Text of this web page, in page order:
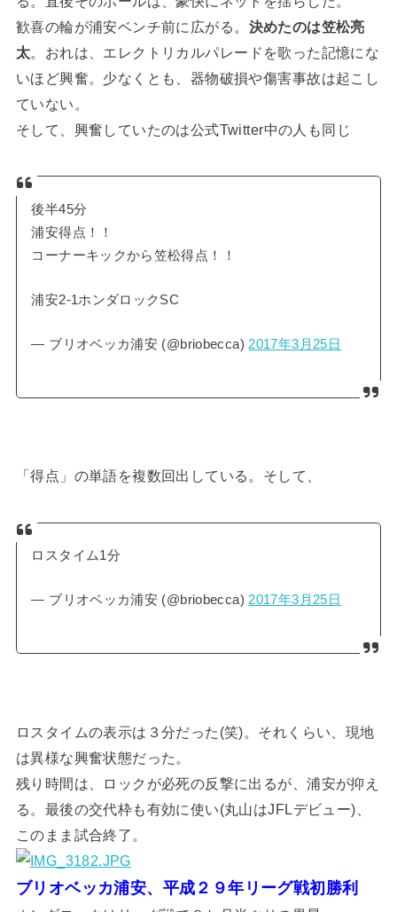
歓喜の輪が浦安ベンチ前に広がる。 決めたのは笠松亮
太。おれは、エレクトリカルパレードを歌った記憶にな
いほど興奮。少なくとも、器物破損や傷害事故は起こし
ていない。
そして、興奮していたのは公式Twitter中の人も同じ
後半45分
浦安得点！！
コーナーキックから笠松得点！！
浦安2-1ホンダロックSC
— ブリオベッカ浦安 (@briobecca) 2017年3月25日
「得点」の単語を複数回出している。そして、
ロスタイム1分
— ブリオベッカ浦安 (@briobecca) 2017年3月25日
ロスタイムの表示は３分だった(笑)。それくらい、現地
は異様な興奮状態だった。
残り時間は、ロックが必死の反撃に出るが、浦安が抑え
る。最後の交代枠も有効に使い(丸山はJFLデビュー)、
このまま試合終了。
ブリオベッカ浦安、平成２９年リーグ戦初勝利